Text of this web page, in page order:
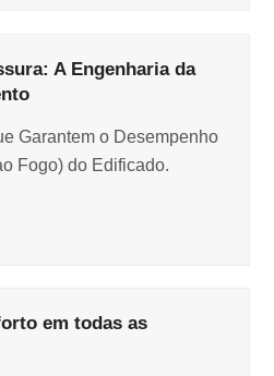
A Engenharia da
Garantem o Desempenho
Fogo) do Edificado.
em todas as